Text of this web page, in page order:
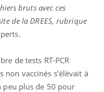
bruts avec ces
de la DREES, rubrique
de tests RT-PCR
vaccinés s’élèvait à
peu plus de 50 pour